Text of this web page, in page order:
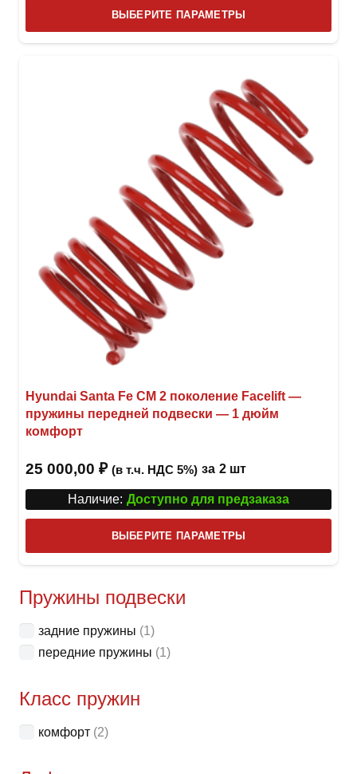
ВЫБЕРИТЕ ПАРАМЕТРЫ
товар
Hyundai Santa Fe CM 2 поколение Facelift —
пружины передней подвески — 1 дюйм
комфорт
25 000,00 ₽ (в т.ч. НДС 5%) за 2 шт
Наличие: Доступно для предзаказа
ВЫБЕРИТЕ ПАРАМЕТРЫ
товар
Пружины подвески
задние пружины (1)
передние пружины (1)
Класс пружин
комфорт (2)